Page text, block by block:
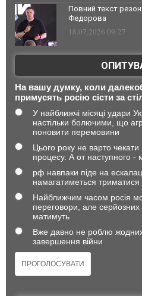
Повний текст
Федорова
18.07.2026 09:27
На вашу думку, коли
примусять росію сісти за
У найближчі місяці удари
настільки болючими, що
поновити перемовини
Цього року не варто
процесу. А от наступного -
рф навпаки піде на
намагатиметься триматися
Найближчим часом росія
переговори, але серйозних
матимуть
Вже давно не роблю
завершення війни